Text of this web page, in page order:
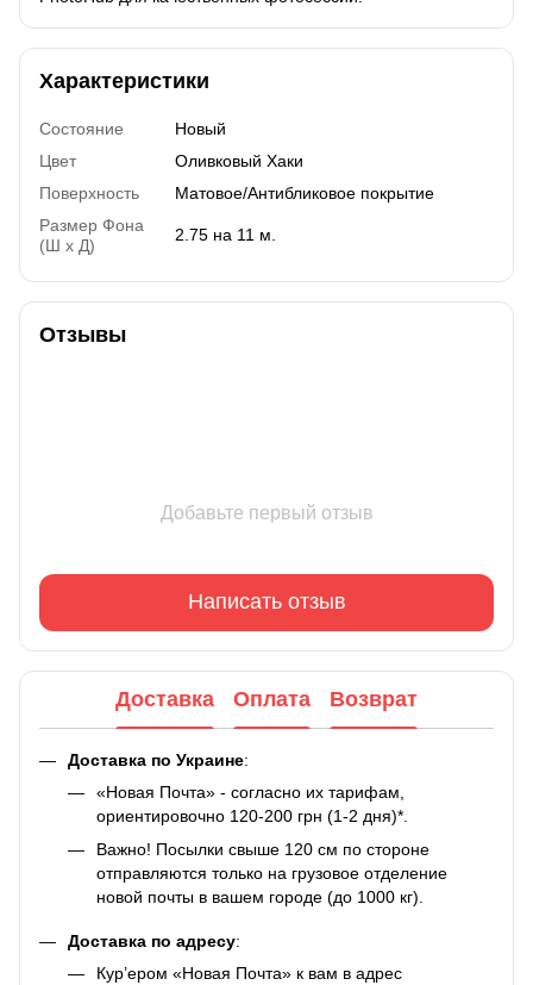
Характеристики
Состояние
Новый
Цвет
Оливковый Хаки
Поверхность
Матовое/Антибликовое покрытие
Размер Фона
(Ш х Д)
2.75 на 11 м.
Отзывы
Добавьте первый отзыв
Написать отзыв
Доставка Оплата Возврат
Доставка по Украине:
«Новая Почта» - согласно их тарифам,
ориентировочно 120-200 грн (1-2 дня)*.
Важно! Посылки свыше 120 см по стороне
отправляются только на грузовое отделение
новой почты в вашем городе (до 1000 кг).
Доставка по адресу:
Кур’ером «Новая Почта» к вам в адрес